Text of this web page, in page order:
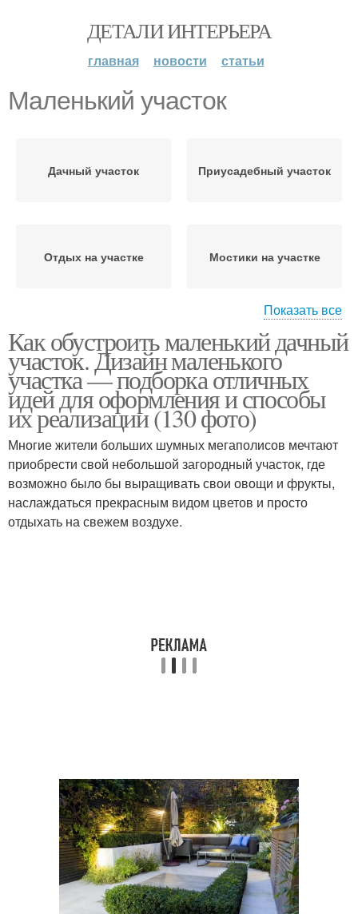
ДЕТАЛИ ИНТЕРЬЕРА
главная новости статьи
Маленький участок
Дачный участок Приусадебный участок
Отдых на участке Мостики на участке
Растения для
маленького участка
Небольшой участок
Озеленение в
маленьком саду
Садовый участок
Дорожки на участке
Забор для маленького
Участок на зоны Маленький огород
Показать все
Как обустроить маленький дачный
участок. Дизайн маленького
участка — подборка отличных
идей для оформления и способы
их реализации (130 фото)
Многие жители больших шумных мегаполисов мечтают
приобрести свой небольшой загородный участок, где
возможно было бы выращивать свои овощи и фрукты,
наслаждаться прекрасным видом цветов и просто
отдыхать на свежем воздухе.